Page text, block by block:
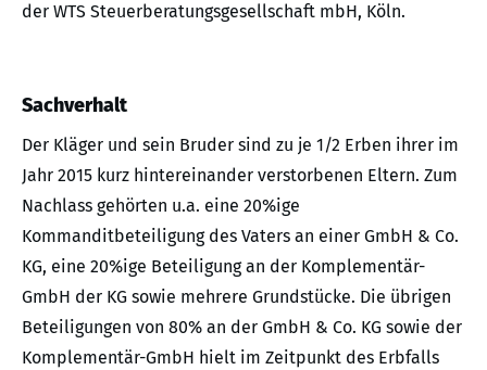
der WTS Steuerberatungsgesellschaft mbH, Köln.
Sachverhalt
Der Kläger und sein Bruder sind zu je 1/2 Erben ihrer im
Jahr 2015 kurz hintereinander verstorbenen Eltern. Zum
Nachlass gehörten u.a. eine 20%ige
Kommanditbeteiligung des Vaters an einer GmbH & Co.
KG, eine 20%ige Beteiligung an der Komplementär-
GmbH der KG sowie mehrere Grundstücke. Die übrigen
Beteiligungen von 80% an der GmbH & Co. KG sowie der
Komplementär-GmbH hielt im Zeitpunkt des Erbfalls